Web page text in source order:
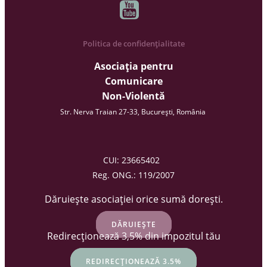
Politica de confidențialitate
Asociația pentru
Comunicare
Non-Violentă
Str. Nerva Traian 27-33, București, România
CUI: 23665402
Reg. ONG.: 119/2007
Dăruiește asociației orice sumă dorești.
DĂRUIEȘTE
Redirecționează 3,5% din impozitul tău
REDIRECȚIONEAZĂ 3.5%